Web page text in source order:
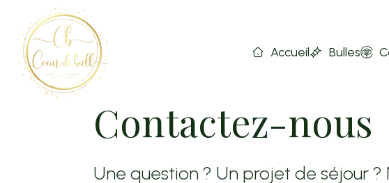
Accueil Bulles
Contactez-nous
Une question ? Un projet de séjour ?